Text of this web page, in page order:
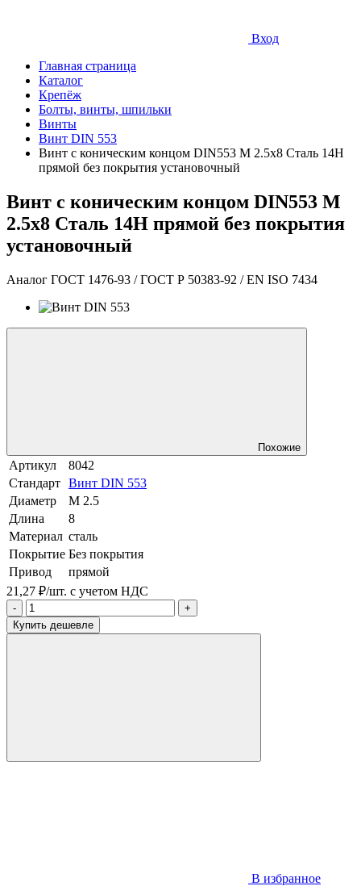
Вход
Главная страница
Каталог
Крепёж
Болты, винты, шпильки
Винты
Винт DIN 553
Винт с коническим концом DIN553 М 2.5х8 Сталь 14Н
прямой без покрытия установочный
Винт с коническим концом DIN553 М
2.5х8 Сталь 14Н прямой без покрытия
установочный
Аналог ГОСТ 1476-93 / ГОСТ Р 50383-92 / EN ISO 7434
Похожие
Артикул
8042
Стандарт Винт DIN 553
Диаметр
М 2.5
Длина
8
Материал сталь
Покрытие Без покрытия
Привод
прямой
21,27 ₽/шт. с учетом НДС
-
+
Купить дешевле
В избранное